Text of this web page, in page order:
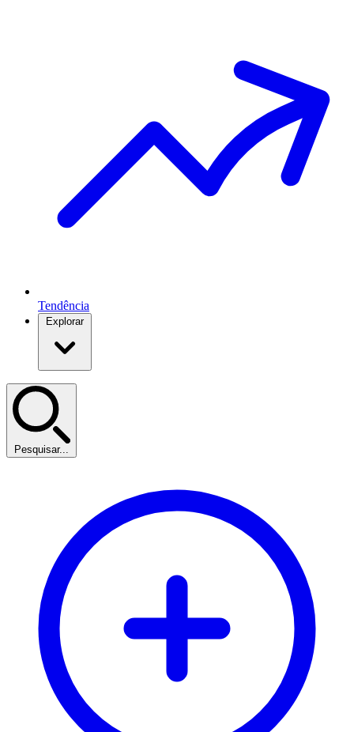
Tendência
Explorar
Pesquisar...